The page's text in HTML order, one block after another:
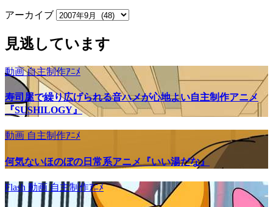
アーカイブ
見逃しています
動画自主制作ｱﾆﾒ
寿司屋で繰り広げられる音ハメが心地よい自主制作アニメ
『SUSHILOGY』
動画 自主制作ｱﾆﾒ
何気ないほのぼの日常系アニメ『いい湯だな』
Flash 動画自主制作ｱﾆﾒ